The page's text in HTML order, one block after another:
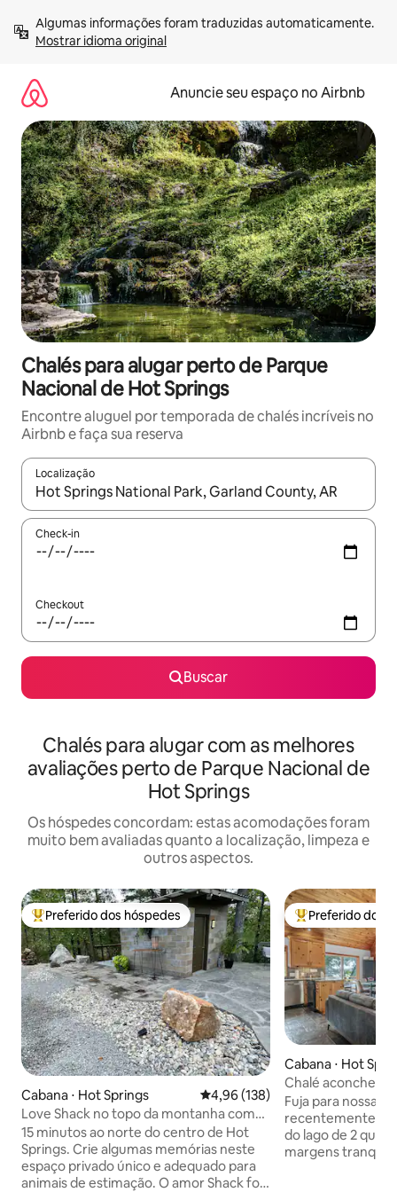
para
Mostrar idioma original
Anuncie seu espaço no Airbnb
Chalés para alugar perto de Parque
Nacional de Hot Springs
Encontre aluguel por temporada de chalés incríveis no
Airbnb e faça sua reserva
Localização
Quando os resultados estiverem disponíveis, explore-os
Check-in
Checkout
Buscar
Chalés para alugar com as melhores
avaliações perto de Parque Nacional de
Hot Springs
Os hóspedes concordam: estas acomodações foram
muito bem avaliadas quanto a localização, limpeza e
outros aspectos.
Entre os melhores preferidos dos hóspedes
Preferido dos hóspedes
Cabana ⋅ Hot Springs 4,96 de uma avaliação média de
4,96 (138)
Love Shack no topo da montanha com
banheira de hidromassagem 5,6
hectares
15 minutos ao norte do centro de Hot
Springs. Crie algumas memórias neste
espaço privado único e adequado para
animais de estimação. O amor Shack foi
Entre os
Preferido dos
Cabana ⋅ Hot
Chalé
doca para nadar
Fuja para nossa
recentemente
do lago de 2
margens